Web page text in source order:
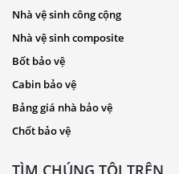
Nhà vệ sinh công cộng
Nhà vệ sinh composite
Bốt bảo vệ
Cabin bảo vệ
Bảng giá nhà bảo vệ
Chốt bảo vệ